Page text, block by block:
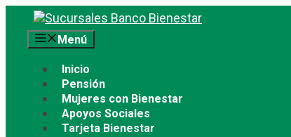
Saltar
contenidoMenú
Inicio
Pensión
Mujeres con Bienestar
Apoyos Sociales
Tarjeta Bienestar